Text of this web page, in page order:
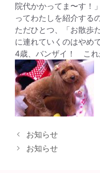
院代かかってま〜す！」
ってわたしを紹介するの
ただひとつ、「お散歩
に連れていくのはやめ
4歳、バンザイ！ これ
お知らせ
お知らせ